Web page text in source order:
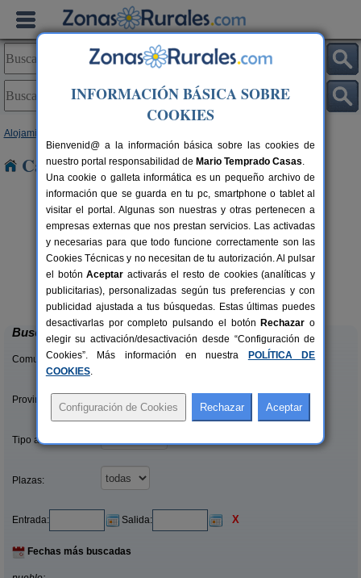
Alojamientos
Casas Rurales cerca de Piñor
19+2 pers.
desde28 €
Eido Das Estrelas
Valdín (Ourense)
Buscar
Comunidades:
Provincias/Islas:
Tipo alquiler:
Plazas:
Entrada: Salida: X
Fechas más buscadas
INFORMACIÓN BÁSICA SOBRE
COOKIES
Bienvenid@ a la información básica sobre las cookies de
nuestro portal responsabilidad de Mario Temprado Casas.
Una cookie o galleta informática es un pequeño archivo de
información que se guarda en tu pc, smartphone o tablet al
visitar el portal. Algunas son nuestras y otras pertenecen a
empresas externas que nos prestan servicios. Las activadas
y necesarias para que todo funcione correctamente son las
Cookies Técnicas y no necesitan de tu autorización. Al pulsar
el botónAceptar activarás el resto de cookies (analíticas y
publicitarias), personalizadas según tus preferencias y con
publicidad ajustada a tus búsquedas. Estas últimas puedes
desactivarlas por completo pulsando el botón Rechazar o
elegir su activación/desactivación desde “Configuración de
Cookies”. Más información en nuestra
POLÍTICA DE
COOKIES.